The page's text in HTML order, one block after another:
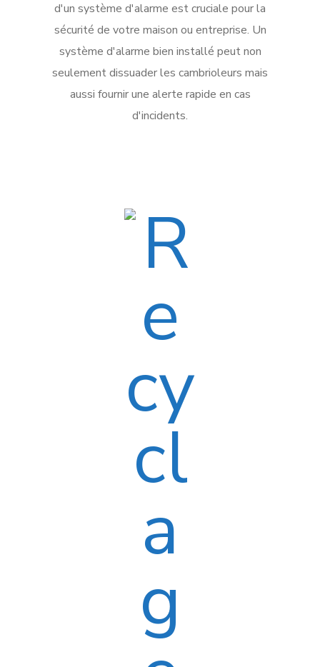
d'un système d'alarme est cruciale pour la
sécurité de votre maison ou entreprise. Un
système d'alarme bien installé peut non
seulement dissuader les cambrioleurs mais
aussi fournir une alerte rapide en cas
d'incidents.